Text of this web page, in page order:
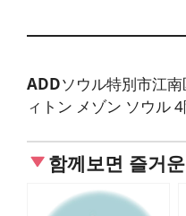
ADDソウル特別市江
ィトン メゾン ソウル
함께보면 즐거